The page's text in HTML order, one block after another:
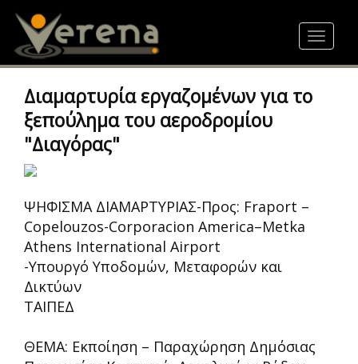
content
Toggle
Διαμαρτυρία εργαζομένων για το
ξεπούλημα του αεροδρομίου
"Διαγόρας"
ΨΗΦΙΣΜΑ ΔΙΑΜΑΡΤΥΡΙΑΣ-Προς: Fraport –
Copelouzos-Corporacion America–Metka
Athens International Airport
-Υπουργό Υποδομών, Μεταφορών και
Δικτύων
ΤΑIΠΕΔ
ΘΕΜΑ: Εκποίηση – Παραχώρηση Δημόσιας